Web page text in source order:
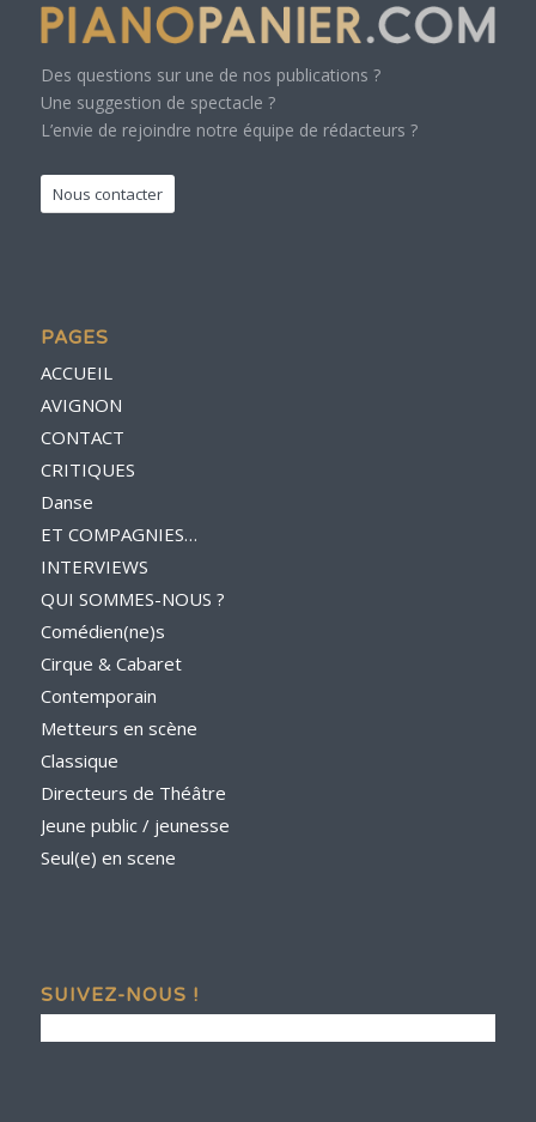
Des questions sur une de nos publications ?
Une suggestion de spectacle ?
L’envie de rejoindre notre équipe de rédacteurs ?
Nous contacter
PAGES
ACCUEIL
AVIGNON
CONTACT
CRITIQUES
Danse
ET COMPAGNIES…
INTERVIEWS
QUI SOMMES-NOUS ?
Comédien(ne)s
Cirque & Cabaret
Contemporain
Metteurs en scène
Classique
Directeurs de Théâtre
Jeune public / jeunesse
Seul(e) en scene
SUIVEZ-NOUS !